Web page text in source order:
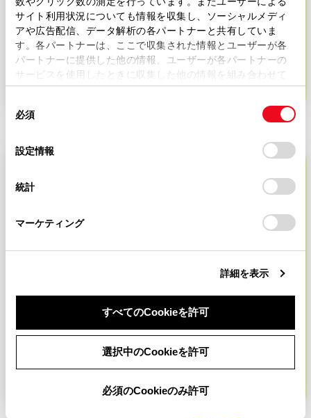
サイト利用状況についても情報を収集し、ソーシャルメディ
アや広告配信、データ解析の各パートナーと共有していま
す。各パートナーは、ここで収集された情報とユーザーが各
パートナーに提供した他の情報、ユーザーが各パートナーの
サービスを使用したときに収集した他の情報を組み合わせて
使用することがあります。当ウェブサイトの使用を続行する
デバイスにすべてのCookie(クッキー)が保存されることに同
意したことになります。Cookie(クッキー)のオプトアウト、
設定の変更、同意を撤回したりするにあたっては、当社の
「Cookie（クッキー）情報の取り扱いについて
」をご覧くだ
必須
設定情報
統計
マーケティング
詳細を表示
すべてのCookieを許可
選択中のCookieを許可
必須のCookieのみ許可
夏場は熱中症に注意。保冷剤を一緒に巻く
と暑さ対策に。
厚手のゴム手袋
中に軍手をつけておくと手の汗を吸いムレ
の防止に。